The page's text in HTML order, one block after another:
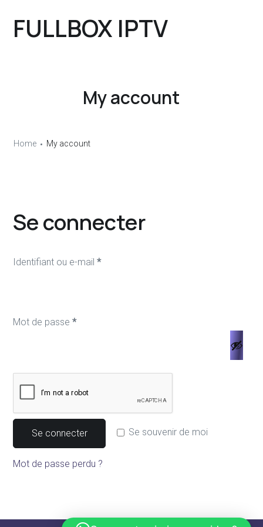
FULLBOX IPTV
My account
Home My account
Se connecter
Identifiant ou e-mail*Obligatoire
Mot de passe*Obligatoire
Se souvenir de moi
Se connecter
Mot de passe perdu ?